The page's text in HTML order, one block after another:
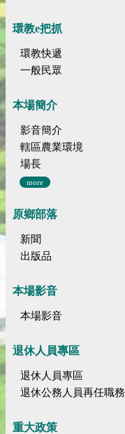
環教e把抓
環教快遞
一般民眾
本場簡介
影音簡介
轄區農業環境
場長
more
原鄉部落
新聞
出版品
本場影音
本場影音
退休人員專區
退休人員專區
退休公務人員再任職務
重大政策